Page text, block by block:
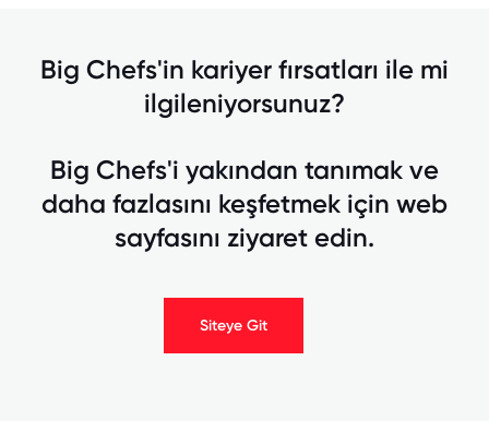
Big Chefs'in kariyer fırsatları ile mi
ilgileniyorsunuz?
Big Chefs'i yakından tanımak ve
daha fazlasını keşfetmek için web
sayfasını ziyaret edin.
Siteye Git